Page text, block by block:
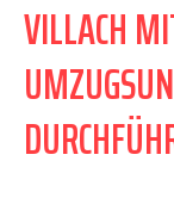
VILLACH